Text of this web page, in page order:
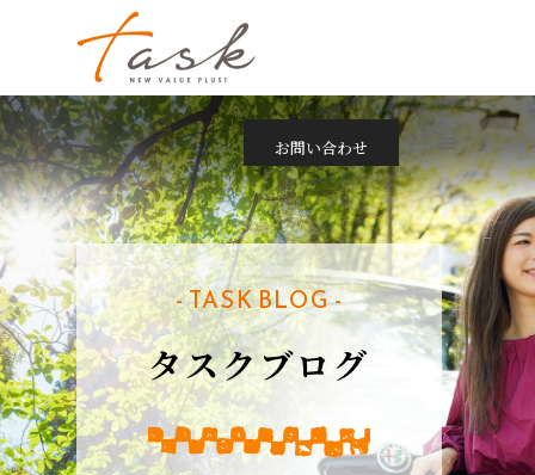
お問い合わせ
- TASK BLOG -
タスクブログ